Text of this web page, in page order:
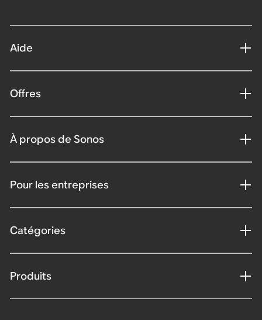
Aide
Offres
À propos de Sonos
Pour les entreprises
Catégories
Produits